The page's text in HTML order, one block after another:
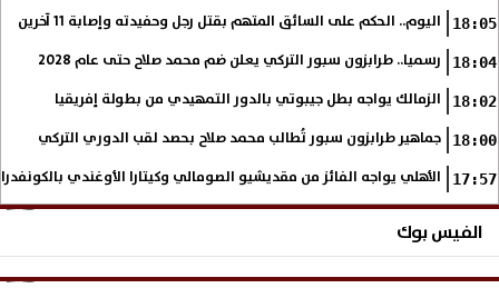
18:05 اليوم.. الحكم على السائق المتهم بقتل رجل وحفيدته وإصابة 11 آخرين
18:04 رسميا.. طرابزون سبور التركي يعلن ضم محمد صلاح حتى عام 2028
18:02 الزمالك يواجه بطل جيبوتي بالدور التمهيدي من بطولة إفريقيا
18:00 جماهير طرابزون سبور تُطالب محمد صلاح بحصد لقب الدوري التركي
17:57 الأهلي يواجه الفائز من مقديشيو الصومالي وكيتارا الأوغندي
الفيس بوك